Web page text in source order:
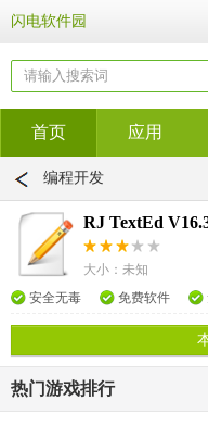
闪电软件园
首页 应用
编程开发
RJ TextEd
大小：未知
安全无毒
免费软件
热门游戏排行